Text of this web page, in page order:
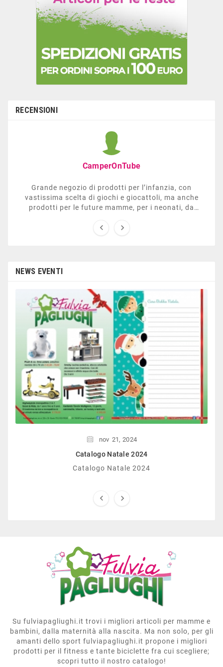
RECENSIONI
CamperOnTube
Grande negozio di prodotti per l’infanzia, con
vastissima scelta di giochi e giocattoli, ma anche
prodotti per le future mamme, per i neonati, da
sezione dedicata all’arredo giardino, giochi all’aperto,
 
NEWS EVENTI
nov 21, 2024
Catalogo Natale 2024
Catalogo Natale 2024
 
Su fulviapagliughi.it trovi i migliori articoli per mamme e
bambini, dalla maternità alla nascita. Ma non solo, per gli
amanti dello sport fulviapagliughi.it propone i migliori
prodotti per il fitness e tante biciclette fra cui scegliere;
scopri tutto il nostro catalogo!